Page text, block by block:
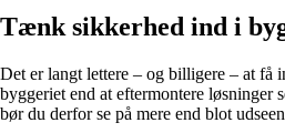
Tænk sikkerhed ind i
Det er langt lettere – og billigere – at få
byggeriet end at eftermontere løsninger
bør du derfor se på mere end blot